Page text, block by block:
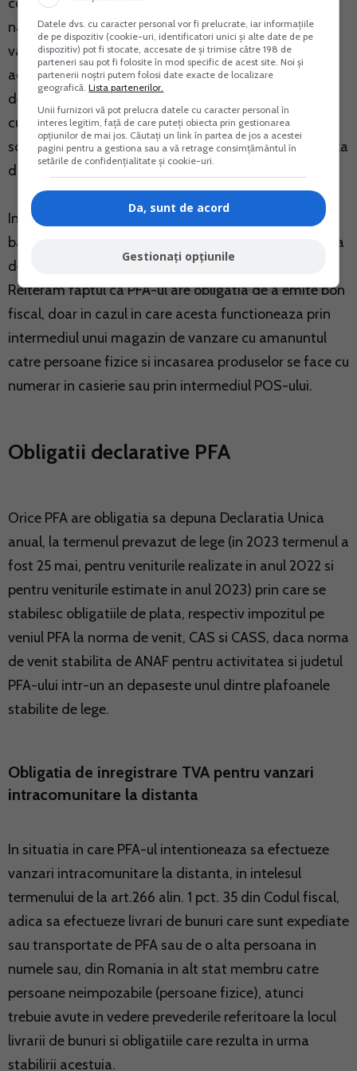
nationala, acestea se vor converti in lei, la cursul BNR
valabil la data facturarii. Ulterior, la data incasarii
acestora, se va inregistra in contabilitate o diferenta
de curs valutar (venit sau cheltuiala din diferenta de
curs valutar) rezultata din diferenta dintre cursul de
schimb utilizat la data facturii si cursul de schimb de la
data incasarii.
Incasarea facturilor se poate face prin virament
bancar sau cu numerar/POS, daca PFA-ul are obligatia
de a utiliza aparate de marcat electronice fiscale.
Reiteram faptul ca PFA-ul are obligatia de a emite bon
fiscal, doar in cazul in care acesta functioneaza prin
intermediul unui magazin de vanzare cu amanuntul
catre persoane fizice si incasarea produselor se face cu
numerar in casierie sau prin intermediul POS-ului.
Obligatii declarative PFA
Orice PFA are obligatia sa depuna Declaratia Unica
anual, la termenul prevazut de lege (in 2023 termenul a
fost 25 mai, pentru veniturile realizate in anul 2022 si
pentru veniturile estimate in anul 2023) prin care se
stabilesc obligatiile de plata, respectiv impozitul pe
veniul PFA la norma de venit, CAS si CASS, daca norma
de venit stabilita de ANAF pentru activitatea si judetul
PFA-ului intr-un an depaseste unul dintre plafoanele
stabilite de lege.
Obligatia de inregistrare TVA pentru vanzari
intracomunitare la distanta
In situatia in care PFA-ul intentioneaza sa efectueze
vanzari intracomunitare la distanta, in intelesul
termenului de la art.266 alin. 1 pct. 35 din Codul fiscal,
adica sa efectueze livrari de bunuri care sunt expediate
sau transportate de PFA sau de o alta persoana in
numele sau, din Romania in alt stat membru catre
persoane neimpozabile (persoane fizice), atunci
trebuie avute in vedere prevederile referitoare la locul
livrarii de bunuri si obligatiile care rezulta in urma
stabilirii acestuia.
Datele dvs. cu caracter personal vor fi prelucrate, iar informațiile
de pe dispozitiv (cookie-uri, identificatori unici și alte date de pe
dispozitiv) pot fi stocate, accesate de și trimise către 198 de
parteneri sau pot fi folosite în mod specific de acest site. Noi și
partenerii noștri putem folosi date exacte de localizare
geografică.Lista partenerilor.
Unii furnizori vă pot prelucra datele cu caracter personal în
interes legitim, față de care puteți obiecta prin gestionarea
opțiunilor de mai jos. Căutați un link în partea de jos a acestei
pagini pentru a gestiona sau a vă retrage consimțământul în
setările de confidențialitate și cookie-uri.
Da, sunt de acord
Gestionați opțiunile